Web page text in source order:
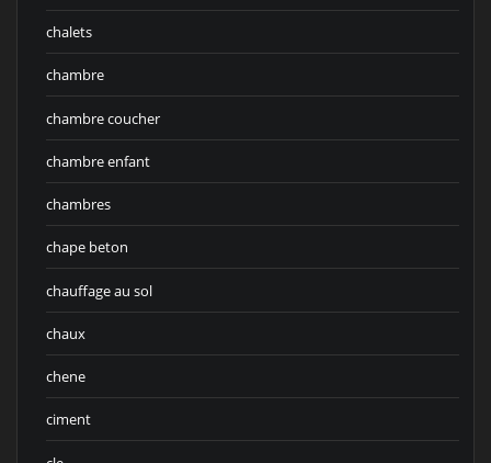
chalets
chambre
chambre coucher
chambre enfant
chambres
chape beton
chauffage au sol
chaux
chene
ciment